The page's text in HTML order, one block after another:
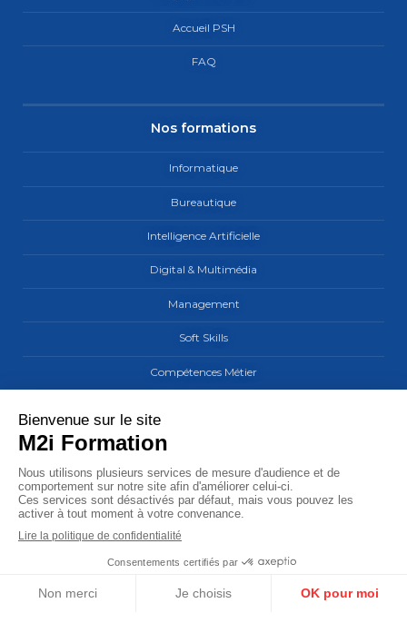
Accueil PSH
FAQ
Nos formations
Informatique
Bureautique
Intelligence Artificielle
Digital & Multimédia
Management
Soft Skills
Compétences Métier
Les sites du groupe M2i
MaCarrière by M2i
M2i Formation
M2i Learning